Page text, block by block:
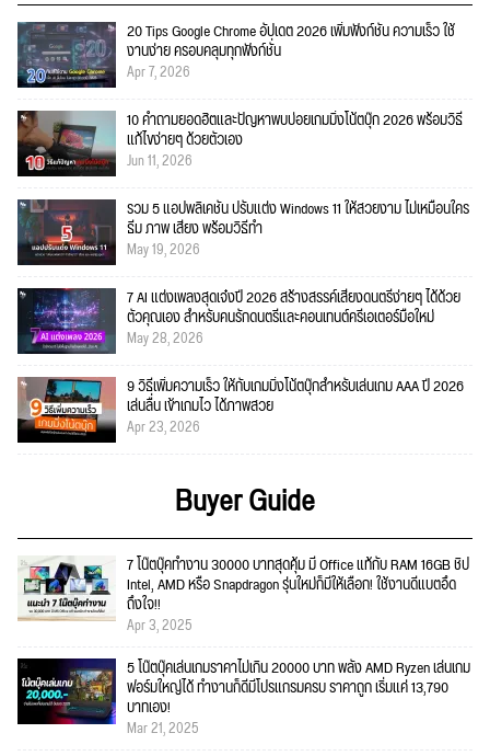
20 Tips Google Chrome อัปเดต 2026 เพิ่มฟังก์ชั่น ความเร็ว ใช้
งานง่าย ครอบคลุมทุกฟังก์ชั่น
Apr 7, 2026
10 คำถามยอดฮิตและปัญหาพบบ่อยเกมมิ่งโน้ตบุ๊ก 2026 พร้อมวิธี
แก้ไขง่ายๆ ด้วยตัวเอง
Jun 11, 2026
รวม 5 แอปพลิเคชัน ปรับแต่ง Windows 11 ให้สวยงาม ไม่เหมือนใคร
ธีม ภาพ เสียง พร้อมวิธีทำ
May 19, 2026
7 AI แต่งเพลงสุดเจ๋งปี 2026 สร้างสรรค์เสียงดนตรีง่ายๆ ได้ด้วย
ตัวคุณเอง สำหรับคนรักดนตรีและคอนเทนต์ครีเอเตอร์มือใหม่
May 28, 2026
9 วิธีเพิ่มความเร็ว ให้กับเกมมิ่งโน้ตบุ๊กสำหรับเล่นเกม AAA ปี 2026
เล่นลื่น เข้าเกมไว ได้ภาพสวย
Apr 23, 2026
Buyer Guide
7 โน๊ตบุ๊คทำงาน 30000 บาทสุดคุ้ม มี Office แท้กับ RAM 16GB ชิป
Intel, AMD หรือ Snapdragon รุ่นใหม่ก็มีให้เลือก! ใช้งานดีแบตอึด
ถึงใจ!!
Apr 3, 2025
5 โน๊ตบุ๊คเล่นเกมราคาไม่เกิน 20000 บาท พลัง AMD Ryzen เล่นเกม
ฟอร์มใหญ่ได้ ทำงานก็ดีมีโปรแกรมครบ ราคาถูก เริ่มแค่ 13,790
บาทเอง!
Mar 21, 2025